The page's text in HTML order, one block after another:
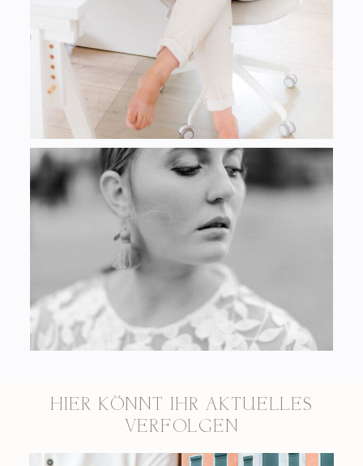
HIER KÖNNT IHR AKTUELLES
VERFOLGEN